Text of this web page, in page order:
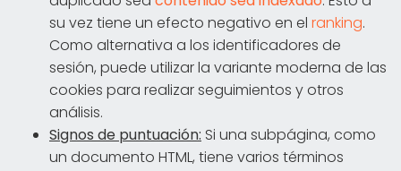
su vez tiene un efecto negativo en el ranking.
Como alternativa a los identificadores de
sesión, puede utilizar la variante moderna de las
cookies para realizar seguimientos y otros
análisis.
Signos de puntuación: Si una subpágina, como
un documento HTML, tiene varios términos